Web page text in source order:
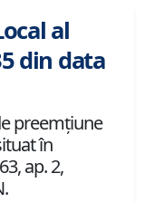
al
din data
preemţiune
în
ap. 2,